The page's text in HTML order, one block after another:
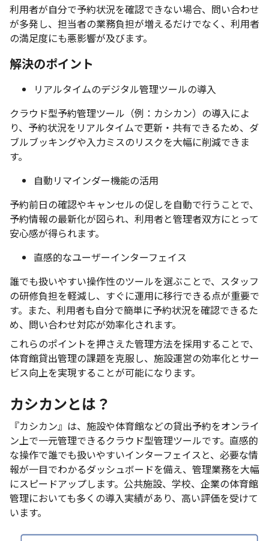
利用者が自分で予約状況を確認できない場合、問い合わせ
が多発し、担当者の業務負担が増えるだけでなく、利用者
の満足度にも悪影響が及びます。
解決のポイント
リアルタイムのデジタル管理ツールの導入
クラウド型予約管理ツール（例：カシカン）の導入によ
り、予約状況をリアルタイムで更新・共有できるため、ダ
ブルブッキングや入力ミスのリスクを大幅に削減できま
す。
自動リマインダー機能の活用
予約前日の確認やキャンセルの促しを自動で行うことで、
予約情報の最新化が図られ、利用者と管理者双方にとって
安心感が得られます。
直感的なユーザーインターフェイス
誰でも扱いやすい操作性のツールを選ぶことで、スタッフ
の研修負担を軽減し、すぐに運用に移行できる点が重要で
す。また、利用者も自分で簡単に予約状況を確認できるた
め、問い合わせ対応が効率化されます。
これらのポイントを押さえた管理方法を採用することで、
体育館貸出管理の課題を克服し、施設運営の効率化とサー
ビス向上を実現することが可能になります。
カシカンとは？
『カシカン』は、施設や体育館などの貸出予約をオンライ
ン上で一元管理できるクラウド型管理ツールです。直感的
な操作で誰でも扱いやすいインターフェイスと、必要な情
報が一目でわかるダッシュボードを備え、管理業務を大幅
にスピードアップします。公共施設、学校、企業の体育館
管理においても多くの導入実績があり、高い評価を受けて
います。